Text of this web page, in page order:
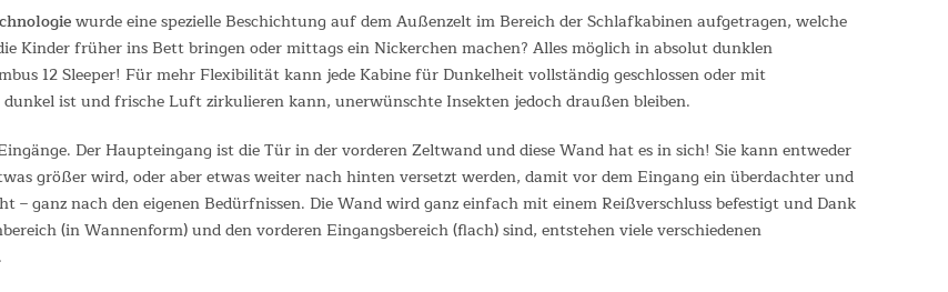
wurde eine spezielle Beschichtung auf dem Außenzelt im Bereich der Schlafkabinen aufgetragen, welche
Kinder früher ins Bett bringen oder mittags ein Nickerchen machen? Alles möglich in absolut dunklen
12 Sleeper! Für mehr Flexibilität kann jede Kabine für Dunkelheit vollständig geschlossen oder mit
dunkel ist und frische Luft zirkulieren kann, unerwünschte Insekten jedoch draußen bleiben.
Der Haupteingang ist die Tür in der vorderen Zeltwand und diese Wand hat es in sich! Sie kann entweder
größer wird, oder aber etwas weiter nach hinten versetzt werden, damit vor dem Eingang ein überdachter und
ganz nach den eigenen Bedürfnissen. Die Wand wird ganz einfach mit einem Reißverschluss befestigt und Dank
(in Wannenform) und den vorderen Eingangsbereich (flach) sind, entstehen viele verschiedenen